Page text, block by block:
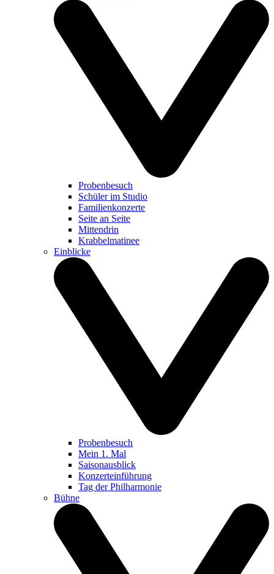
Probenbesuch
Schüler im Studio
Familienkonzerte
Seite an Seite
Mittendrin
Krabbelmatinee
Einblicke
Probenbesuch
Mein 1. Mal
Saisonausblick
Konzerteinführung
Tag der Philharmonie
Bühne